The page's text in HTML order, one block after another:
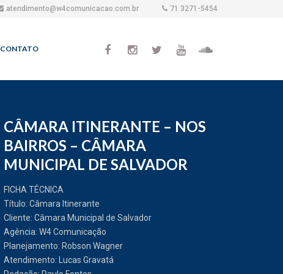
atendimento@w4comunicacao.com.br 71 3271-5454
CONTATO
CÂMARA ITINERANTE – NOS
BAIRROS – CÂMARA
MUNICIPAL DE SALVADOR
FICHA TÉCNICA
Título: Câmara Itinerante
Cliente: Câmara Municipal de Salvador
Agência: W4 Comunicação
Planejamento: Robson Wagner
Atendimento: Lucas Gravatá